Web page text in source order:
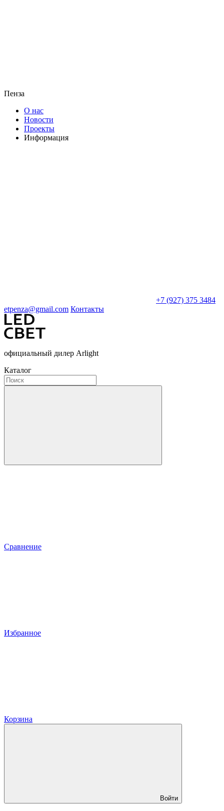
Пенза
О нас
Новости
Проекты
Информация
+7 (927) 375 3484
etpenza@gmail.com Контакты
официальный дилер Arlight
Каталог
Сравнение
Избранное
Корзина
Войти